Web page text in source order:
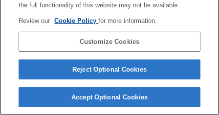
Los nombres de objetivos no se grabarán correctamente en los datos Exif.
the full functionality of this website may not be available.
Review our Cookie Policyfor more information.
Customize Cookies
Reject Optional Cookies
Accept Optional Cookies